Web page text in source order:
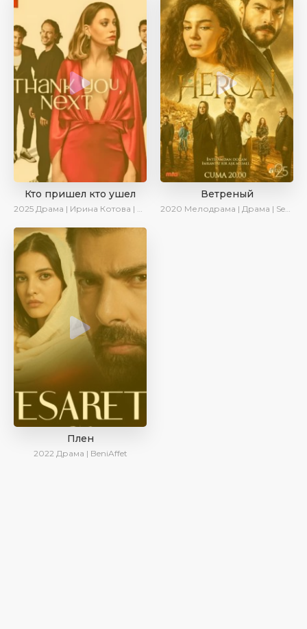
Кто пришел кто ушел
2025 Драма | Ирина Котова | Новинки | Сериалы 2025
Ветреный
2020 Мелодрама | Драма | SesDizi | Ирина Котова | AveTurk
Плен
2022 Драма | BeniAffet